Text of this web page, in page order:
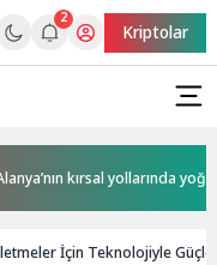
2
Kriptolar
kırsal yollarında yoğun
İçin Teknolojiyle